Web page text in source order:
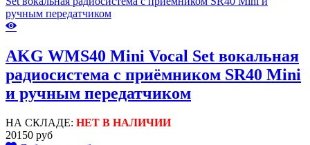
AKG WMS40 Mini Vocal Set вокальная
радиосистема с приёмником SR40 Mini
и ручным передатчиком
НА СКЛАДЕ: НЕТ В НАЛИЧИИ
20150 руб